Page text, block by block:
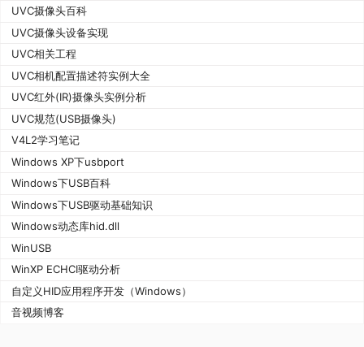
UVC摄像头百科
UVC摄像头设备实现
UVC相关工程
UVC相机配置描述符实例大全
UVC红外(IR)摄像头实例分析
UVC规范(USB摄像头)
V4L2学习笔记
Windows XP下usbport
Windows下USB百科
Windows下USB驱动基础知识
Windows动态库hid.dll
WinUSB
WinXP ECHCI驱动分析
自定义HID应用程序开发（Windows）
音视频博客